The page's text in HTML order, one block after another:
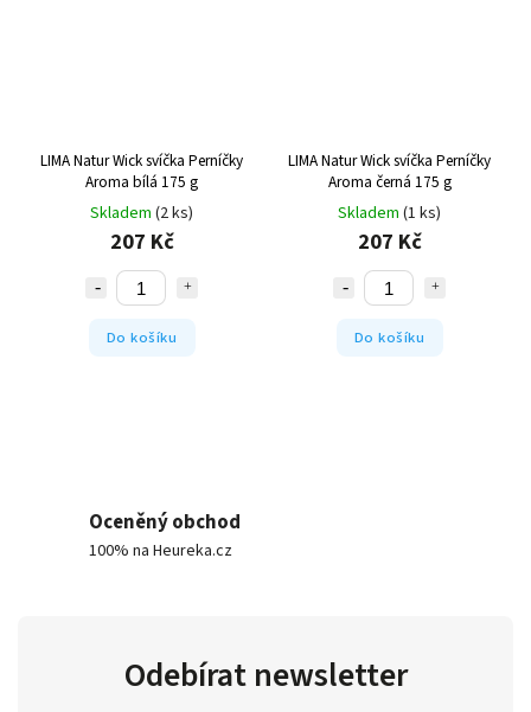
LIMA Natur Wick svíčka Perníčky
Aroma bílá 175 g
Skladem (2 ks)
207 Kč
Do košíku
LIMA Natur Wick svíčka Perníčky
Aroma černá 175 g
Skladem (1 ks)
207 Kč
Do košíku
Oceněný obchod
100% na Heureka.cz
Odebírat newsletter